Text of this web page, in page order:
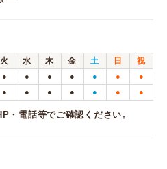
火 水 木 金 土 日
祝
● ● ● ● ● ● ●
● ● ● ● ● ● ●
・電話等でご確認ください。